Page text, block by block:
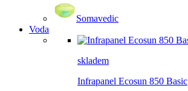
Somavedic
Voda
skladem
Infrapanel Ecosun 850 Basic